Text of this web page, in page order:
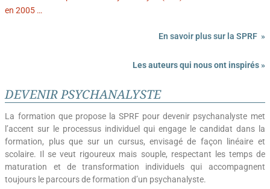
en 2005 …
En savoir plus sur la SPRF »
Les auteurs qui nous ont inspirés »
DEVENIR PSYCHANALYSTE
La formation que propose la SPRF pour devenir psychanalyste met
l’accent sur le processus individuel qui engage le candidat dans la
formation, plus que sur un cursus, envisagé de façon linéaire et
scolaire. Il se veut rigoureux mais souple, respectant les temps de
maturation et de transformation individuels qui accompagnent
toujours le parcours de formation d’un psychanalyste.